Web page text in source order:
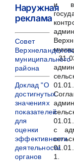
и
с
1.
Наружная
реклама
Совет
муниципального
района
Доклад "О
достигнутых
значениях
показателей
для
оценки
эффективности
деятельности
органов